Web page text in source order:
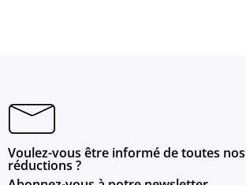
Voulez-vous être informé de toutes
réductions ?